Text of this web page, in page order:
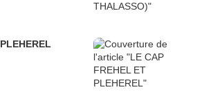
LE CAP FREHEL ET PLEHEREL